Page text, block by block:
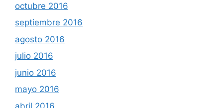
octubre 2016
septiembre 2016
agosto 2016
julio 2016
junio 2016
mayo 2016
abril 2016